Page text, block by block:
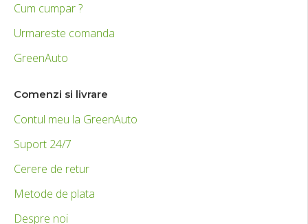
Cum cumpar ?
Urmareste comanda
GreenAuto
Comenzi si livrare
Contul meu la GreenAuto
Suport 24/7
Cerere de retur
Metode de plata
Despre noi